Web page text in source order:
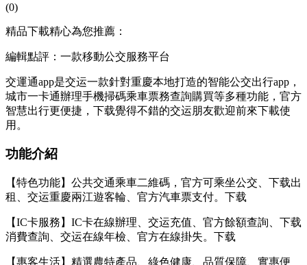
(0)
精品下載精心為您推薦：
編輯點評：一款移動公交服務平台
交運通app是交运一款針對重慶本地打造的智能公交出行app，
城市一卡通辦理手機掃碼乘車票務查詢購買等多種功能，官方
智慧出行更便捷，下载覺得不錯的交运朋友歡迎前來下載使
用。
功能介紹
【特色功能】公共交通乘車二維碼，官方可乘坐公交、下载出
租、交运重慶兩江遊客輪、官方汽車票支付。下载
【IC卡服務】IC卡在線辦理、交运充值、官方餘額查詢、下载
消費查詢、交运在線年檢、官方在線掛失。下载
【惠客生活】精選農特產品、綠色健康、品質保障、實惠便